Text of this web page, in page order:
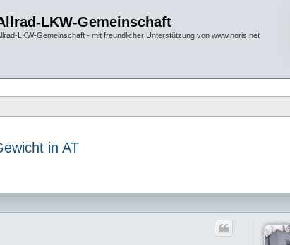
LKW-Gemeinschaft
LKW-Gemeinschaft - mit freundlicher Unterstützung von www.noris.net
in AT